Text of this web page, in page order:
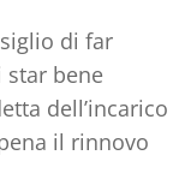
di far
star bene
dell’incarico
il rinnovo